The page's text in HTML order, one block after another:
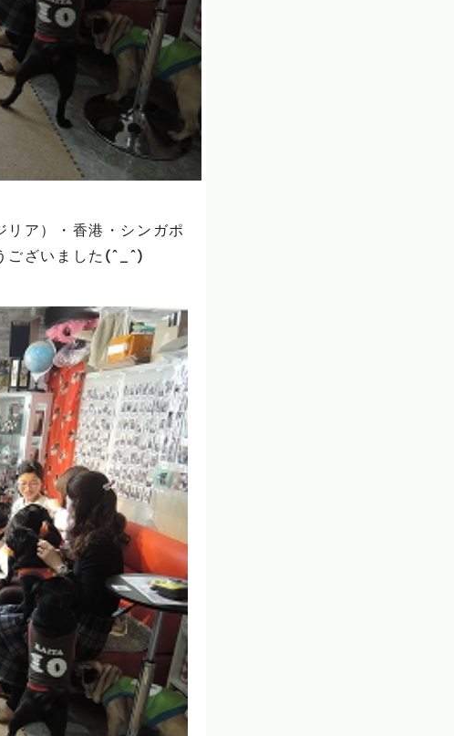
リア）・香港・シンガポ
ございました(^_^)